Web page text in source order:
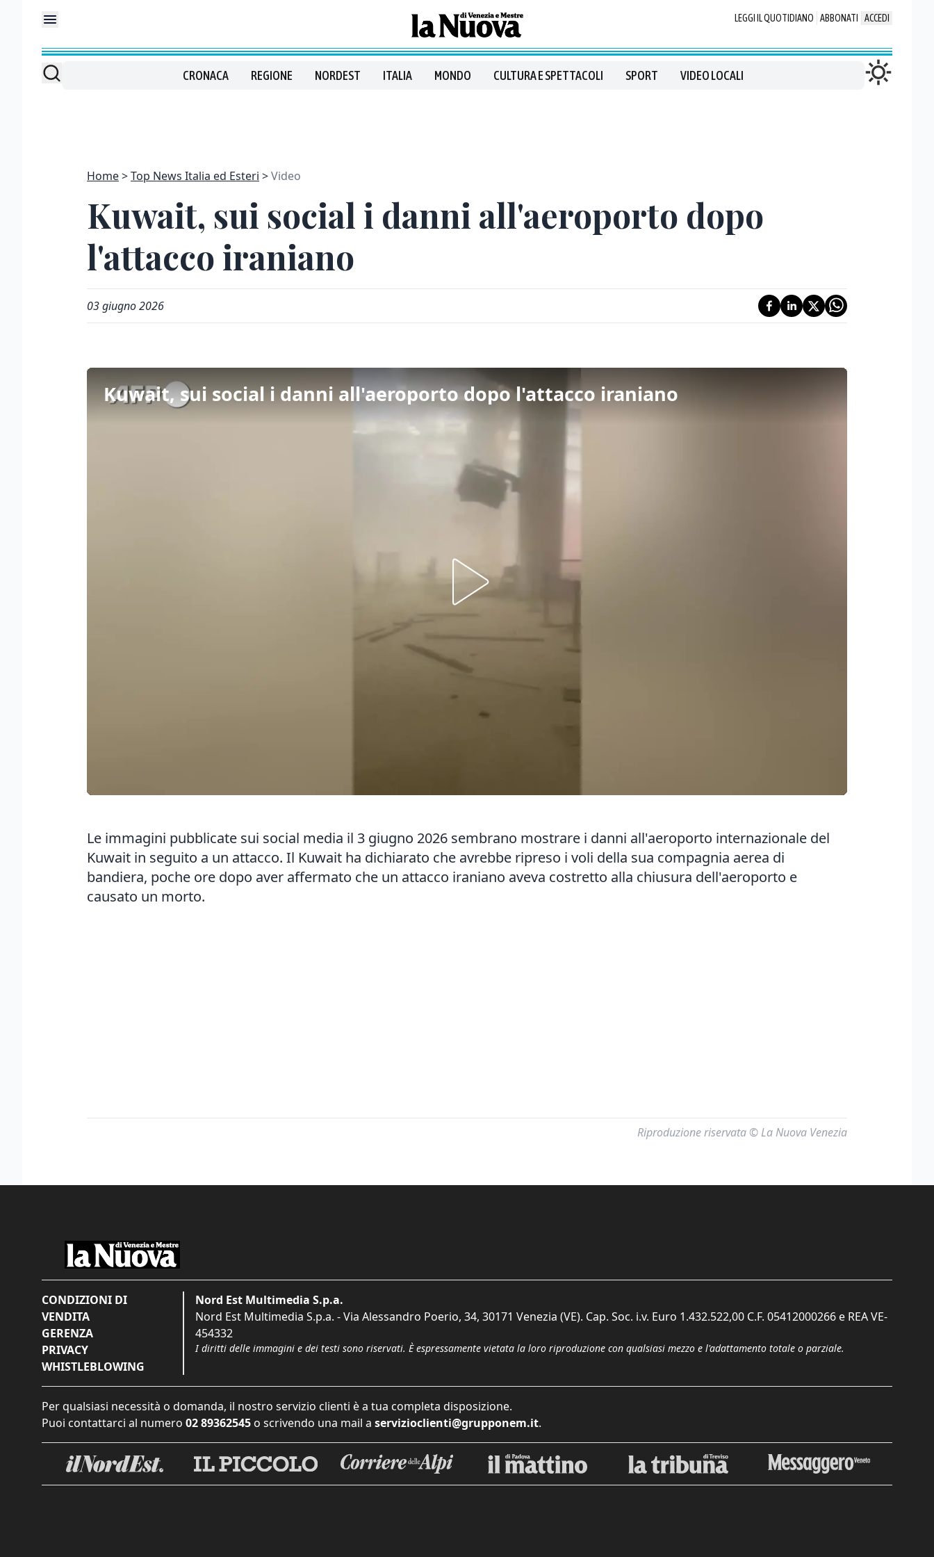
LEGGI IL QUOTIDIANO ABBONATI ACCEDI
CRONACA REGIONE NORDEST ITALIA MONDO CULTURA E SPETTACOLI SPORT VIDEO LOCALI
Home Top News Italia ed Esteri Video
Kuwait, sui social i danni all'aeroporto dopo
l'attacco iraniano
03 giugno 2026
Kuwait, sui social i danni all'aeroporto dopo l'attacco iraniano
Le immagini pubblicate sui social media il 3 giugno 2026 sembrano mostrare i danni all'aeroporto internazionale del
Kuwait in seguito a un attacco. Il Kuwait ha dichiarato che avrebbe ripreso i voli della sua compagnia aerea di
bandiera, poche ore dopo aver affermato che un attacco iraniano aveva costretto alla chiusura dell'aeroporto e
causato un morto.
Riproduzione riservata © La Nuova Venezia
CONDIZIONI DI
VENDITA
GERENZA
PRIVACY
WHISTLEBLOWING
Nord Est Multimedia S.p.a.
Nord Est Multimedia S.p.a. - Via Alessandro Poerio, 34, 30171 Venezia (VE). Cap. Soc. i.v. Euro 1.432.522,00 C.F. 05412000266 e REA VE-
454332
I diritti delle immagini e dei testi sono riservati. È espressamente vietata la loro riproduzione con qualsiasi mezzo e l'adattamento totale o parziale.
Per qualsiasi necessità o domanda, il nostro servizio clienti è a tua completa disposizione.
Puoi contattarci al numero 02 89362545 o scrivendo una mail a servizioclienti@grupponem.it.